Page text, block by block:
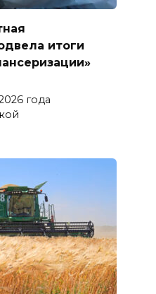
итоги
года